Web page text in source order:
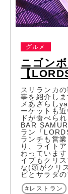
ニゴン
【
グルメ
スリランカ
事を紹介し
メあざらし
ーケットも
ドが食べら
BAR
ラン「
ランチも営
り、ライト
わっていま
イブもクリ
な(頭がクリ
ビとサラダの
レストラン